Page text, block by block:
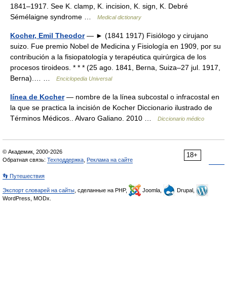
1841–1917. See K. clamp, K. incision, K. sign, K. Debré
Sémélaigne syndrome …
Medical dictionary
Kocher, Emil Theodor— ► (1841 1917) Fisiólogo y cirujano
suizo. Fue premio Nobel de Medicina y Fisiología en 1909, por su
contribución a la fisiopatología y terapéutica quirúrgica de los
procesos tiroideos. * * * (25 ago. 1841, Berna, Suiza–27 jul. 1917,
Berna).… …
Enciclopedia Universal
línea de Kocher— nombre de la línea subcostal o infracostal en
la que se practica la incisión de Kocher Diccionario ilustrado de
Términos Médicos.. Alvaro Galiano. 2010 …
Diccionario médico
18+
© Академик, 2000-2026
Обратная связь: Техподдержка Реклама на сайте
👣 Путешествия
Экспорт словарей на сайты , сделанные на PHP, Joomla,
Drupal,
WordPress, MODx.